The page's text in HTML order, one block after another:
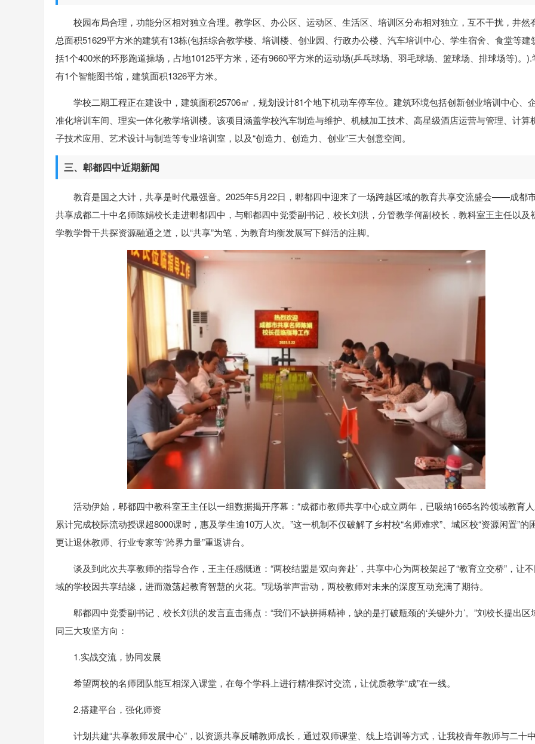
校园布局合理，功能分区相对独立合理。教学区、办公区、运动区、生活区、培训区分布相对独立，互不干扰，井然
总面积51629平方米的建筑有13栋(包括综合教学楼、培训楼、创业园、行政办公楼、汽车培训中心、学生宿舍、食堂等建
括1个400米的环形跑道操场，占地10125平方米，还有9660平方米的运动场(乒乓球场、羽毛球场、篮球场、排球场等)。).
有1个智能图书馆，建筑面积1326平方米。
学校二期工程正在建设中，建筑面积25706㎡，规划设计81个地下机动车停车位。建筑环境包括创新创业培训中心、
准化培训车间、理实一体化教学培训楼。该项目涵盖学校汽车制造与维护、机械加工技术、高星级酒店运营与管理、计算
子技术应用、艺术设计与制造等专业培训室，以及“创造力、创造力、创业”三大创意空间。
三、郫都四中近期新闻
教育是国之大计，共享是时代最强音。2025年5月22日，郫都四中迎来了一场跨越区域的教育共享交流盛会——成都
共享成都二十中名师陈娟校长走进郫都四中，与郫都四中党委副书记﹑校长刘洪，分管教学何副校长，教科室王主任以及
学教学骨干共探资源融通之道，以“共享”为笔，为教育均衡发展写下鲜活的注脚。
活动伊始，郫都四中教科室王主任以一组数据揭开序幕：“成都市教师共享中心成立两年，已吸纳1665名跨领域教育
累计完成校际流动授课超8000课时，惠及学生逾10万人次。”这一机制不仅破解了乡村校“名师难求”、城区校“资源闲置”的
更让退休教师、行业专家等“跨界力量”重返讲台。
谈及到此次共享教师的指导合作，王主任感慨道：“两校结盟是‘双向奔赴’，共享中心为两校架起了“教育立交桥”，让
域的学校因共享结缘，进而激荡起教育智慧的火花。”现场掌声雷动，两校教师对未来的深度互动充满了期待。
郫都四中党委副书记﹑校长刘洪的发言直击痛点：“我们不缺拼搏精神，缺的是打破瓶颈的‘关键外力’。”刘校长提出区
同三大攻坚方向：
1.实战交流，协同发展
希望两校的名师团队能互相深入课堂，在每个学科上进行精准探讨交流，让优质教学“成”在一线。
2.搭建平台，强化师资
计划共建“共享教师发展中心”，以资源共享反哺教师成长，通过双师课堂、线上培训等方式，让我校青年教师与二十